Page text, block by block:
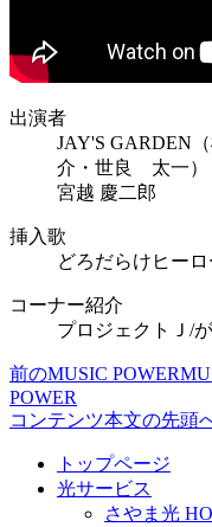
出演者
JAY'S
介・世良 太一）
宮越 慶二郎
挿入歌
どろだらけヒー
コーナー紹介
プロジェクトＪ/
前のMUSIC POWER
POWER
コンテンツ本文の先頭
トップページ
光サービス
さやま光